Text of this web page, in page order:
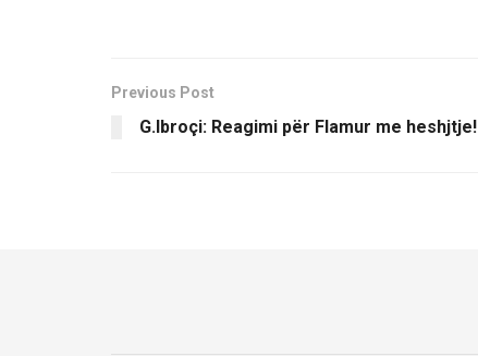
Previous Post
G.Ibroçi: Reagimi për Flamur me heshjtje!